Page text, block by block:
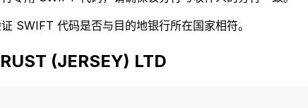
SWIFT 代码是否与目的地银行所在国家相符。
(JERSEY) LTD